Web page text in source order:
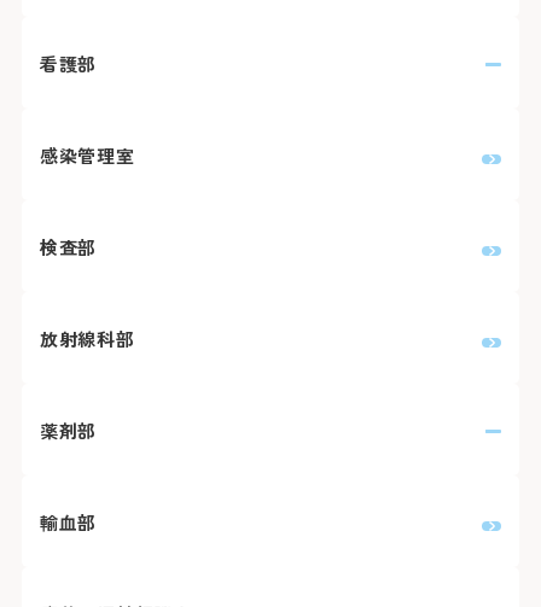
看護部
感染管理室
検査部
放射線科部
薬剤部
輸血部